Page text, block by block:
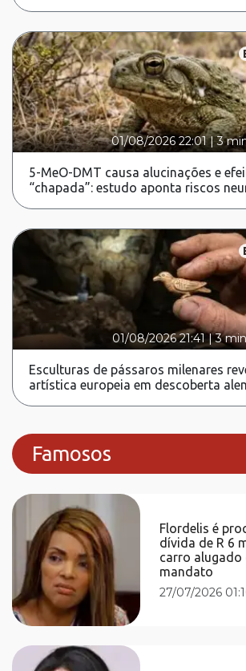
01/08/2026 22:01|3
5-MeO-DMT causa alucinações e
“chapada”: estudo aponta riscos
01/08/2026 21:41 |3 min
Esculturas de pássaros milenares
artística europeia em descoberta
Famosos
Flordelis é
dívida de R 6
carro alugado
mandato
27/07/2026